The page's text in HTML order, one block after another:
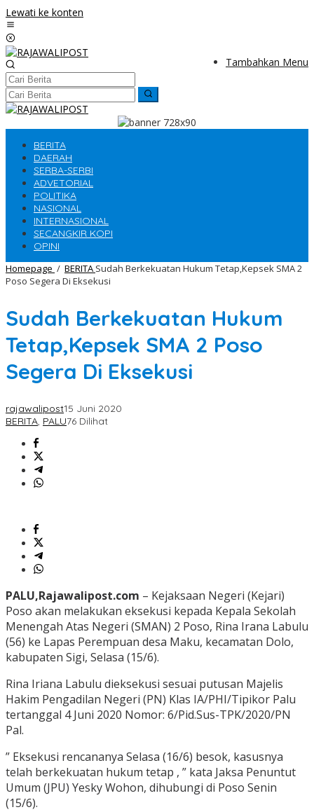
Lewati ke konten
Tambahkan Menu
BERITA
DAERAH
SERBA-SERBI
ADVETORIAL
POLITIKA
NASIONAL
INTERNASIONAL
SECANGKIR KOPI
OPINI
Homepage / BERITA Sudah Berkekuatan Hukum Tetap,Kepsek SMA 2
Poso Segera Di Eksekusi
Sudah Berkekuatan Hukum
Tetap,Kepsek SMA 2 Poso
Segera Di Eksekusi
rajawalipost15 Juni 2020
BERITA, PALU76 Dilihat
PALU,Rajawalipost.com – Kejaksaan Negeri (Kejari)
Poso akan melakukan eksekusi kepada Kepala Sekolah
Menengah Atas Negeri (SMAN) 2 Poso, Rina Irana Labulu
(56) ke Lapas Perempuan desa Maku, kecamatan Dolo,
kabupaten Sigi, Selasa (15/6).
Rina Iriana Labulu dieksekusi sesuai putusan Majelis
Hakim Pengadilan Negeri (PN) Klas IA/PHI/Tipikor Palu
tertanggal 4 Juni 2020 Nomor: 6/Pid.Sus-TPK/2020/PN
Pal.
” Eksekusi rencananya Selasa (16/6) besok, kasusnya
telah berkekuatan hukum tetap , ” kata Jaksa Penuntut
Umum (JPU) Yesky Wohon, dihubungi di Poso Senin
(15/6).